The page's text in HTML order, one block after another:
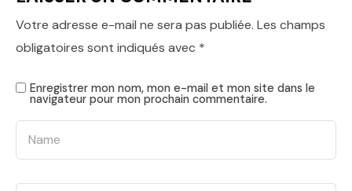
Votre adresse e-mail ne sera pas publiée. Les champs
obligatoires sont indiqués avec *
Enregistrer mon nom, mon e-mail et mon site dans le
navigateur pour mon prochain commentaire.